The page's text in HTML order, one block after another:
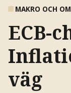
MAKRO OCH
ECB-
väg